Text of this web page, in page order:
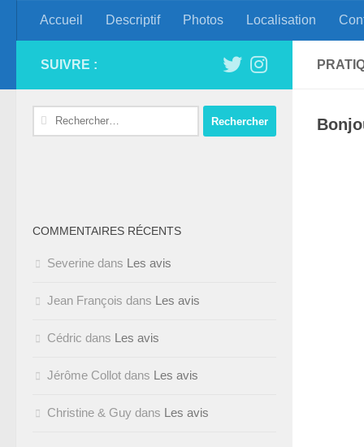
Skip to content
Appartement
Accueil Descriptif Photos Localisation
SUIVRE :
Rechercher :
COMMENTAIRES RÉCENTS
Severine dans Les avis
Jean François dans Les avis
Cédric dans Les avis
Jérôme Collot dans Les avis
Christine & Guy dans Les avis